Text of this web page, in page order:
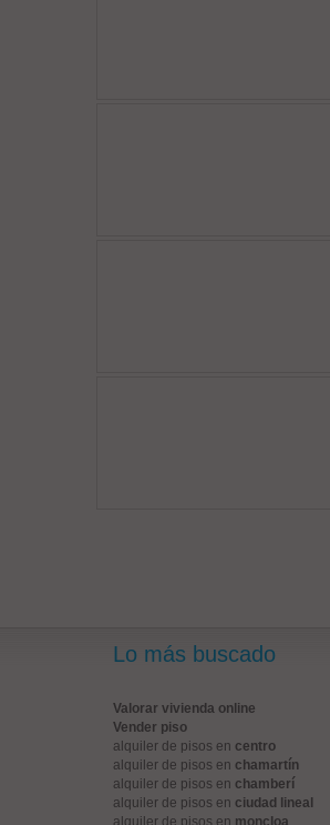
Lo más buscado
Valorar vivienda online
Vender piso
alquiler de pisos en centro
alquiler de pisos en chamartín
alquiler de pisos en chamberí
alquiler de pisos en ciudad lineal
alquiler de pisos en moncloa